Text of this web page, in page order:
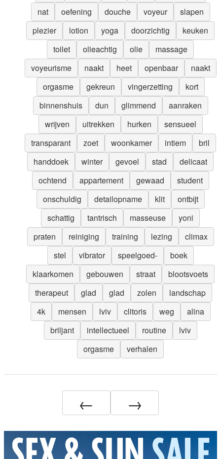
nat
oefening douche voyeur
slapen
plezier
lotion yoga doorzichtig
keuken
toilet
olieachtig olie
massage
voyeurisme
naakt heet openbaar
naakt
orgasme
gekreun vingerzetting
kort
binnenshuis
dun glimmend
aanraken
wrijven
uitrekken hurken
sensueel
transparant
zoet woonkamer intiem
bril
handdoek
winter gevoel stad
delicaat
ochtend
appartement gewaad
student
onschuldig
detailopname klit
ontbijt
schattig
tantrisch masseuse
yoni
praten
reiniging training lezing
climax
stel
vibrator speelgoed-
boek
klaarkomen
gebouwen straat
blootsvoets
therapeut
glad glad zolen
landschap
4k
mensen lviv clitoris weg
alina
briljant
intellectueel routine
lviv
orgasme
verhalen
← →